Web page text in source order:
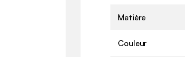
Matière
Couleur